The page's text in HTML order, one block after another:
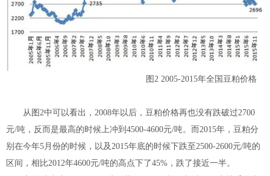
图2 2005-2015年全国豆粕价格
从图2中可以看出，2008年以后，豆粕价格再也没有跌破过2700
元/吨，反而是最高的时候上冲到4500-4600元/吨。而2015年，豆粕分
别在今年5月份的时候，以及2015年底的时候下跌至2500-2600元/吨的
区间，相比2012年4600元/吨的高点下了45%，跌了接近一半。